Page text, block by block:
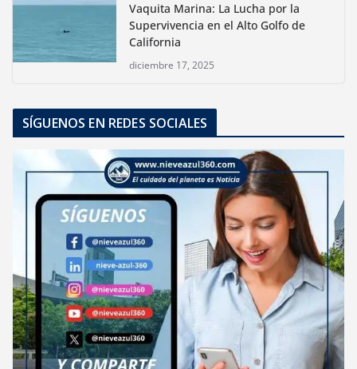
Vaquita Marina: La Lucha por la
Supervivencia en el Alto Golfo de
California
diciembre 17, 2025
SÍGUENOS EN REDES SOCIALES